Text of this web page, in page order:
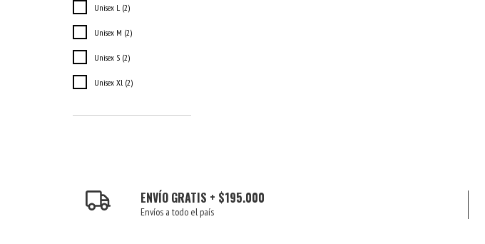
Unisex L (2)
Unisex M (2)
Unisex S (2)
Unisex Xl (2)
ENVÍO GRATIS + $195.000
Envíos a todo el país